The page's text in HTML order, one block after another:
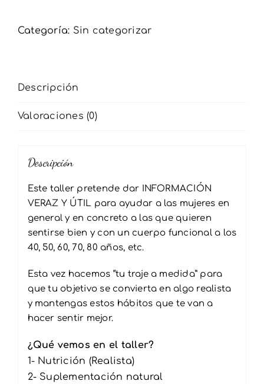
la
Categoría: Sin categorizar
Descripción
Valoraciones (0)
Descripción
Este taller pretende dar INFORMACIÓN
VERAZ Y ÚTIL para ayudar a las mujeres en
general y en concreto a las que quieren
sentirse bien y con un cuerpo funcional a los
40, 50, 60, 70, 80 años, etc.
Esta vez hacemos “tu traje a medida” para
que tu objetivo se convierta en algo realista
y mantengas estos hábitos que te van a
hacer sentir mejor.
¿Qué vemos en el taller?
1- Nutrición (Realista)
2- Suplementación natural